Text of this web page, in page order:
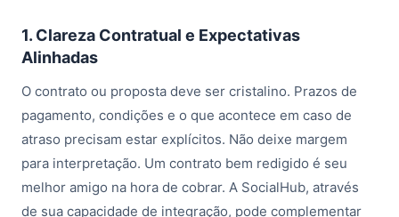
1. Clareza Contratual e Expectativas
Alinhadas
O contrato ou proposta deve ser cristalino. Prazos de
pagamento, condições e o que acontece em caso de
atraso precisam estar explícitos. Não deixe margem
para interpretação. Um contrato bem redigido é seu
melhor amigo na hora de cobrar. A SocialHub, através
de sua capacidade de integração, pode complementar